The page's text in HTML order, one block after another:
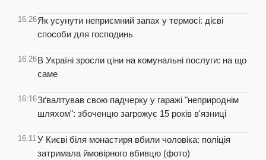
16:26Як усунути неприємний запах у термосі: дієві
способи для господинь
16:26В Україні зросли ціни на комунальні послуги: на що
саме
16:16Зґвалтував свою падчерку у гаражі "неприроднім
шляхом": збоченцю загрожує 15 років в'язниці
16:11У Києві біля монастиря вбили чоловіка: поліція
затримала ймовірного вбивцю (фото)